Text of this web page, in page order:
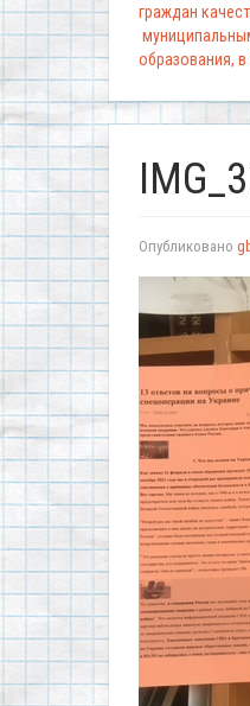
граждан
образования,
Опубликовано